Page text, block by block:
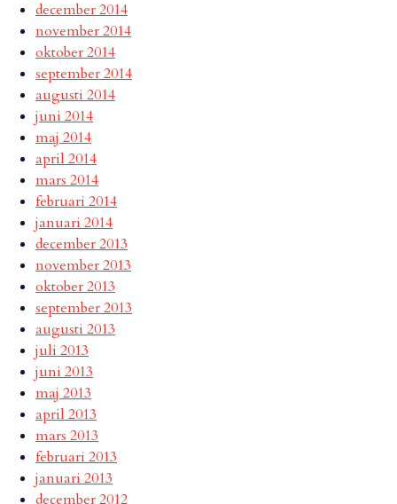
december 2014
november 2014
oktober 2014
september 2014
augusti 2014
juni 2014
maj 2014
april 2014
mars 2014
februari 2014
januari 2014
december 2013
november 2013
oktober 2013
september 2013
augusti 2013
juli 2013
juni 2013
maj 2013
april 2013
mars 2013
februari 2013
januari 2013
december 2012